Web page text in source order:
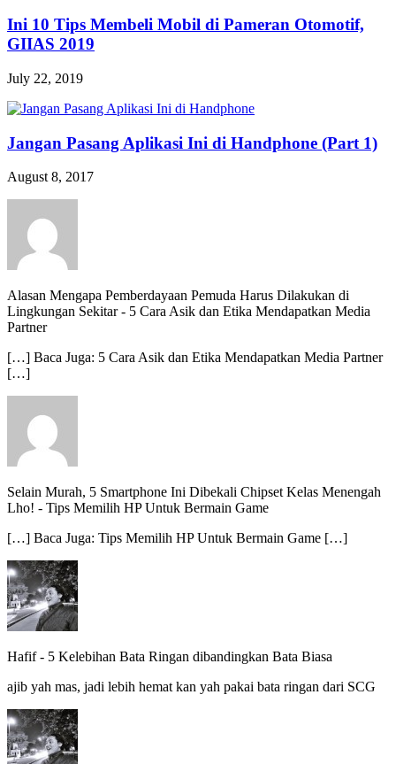
Ini 10 Tips Membeli Mobil di Pameran Otomotif,
GIIAS 2019
July 22, 2019
Jangan Pasang Aplikasi Ini di Handphone (Part 1)
August 8, 2017
Alasan Mengapa Pemberdayaan Pemuda Harus Dilakukan di
Lingkungan Sekitar- 5 Cara Asik dan Etika Mendapatkan Media
Partner
[…] Baca Juga: 5 Cara Asik dan Etika Mendapatkan Media Partner
[…]
Selain Murah, 5 Smartphone Ini Dibekali Chipset Kelas Menengah
Lho! - Tips Memilih HP Untuk Bermain Game
[…] Baca Juga: Tips Memilih HP Untuk Bermain Game […]
Hafif- 5 Kelebihan Bata Ringan dibandingkan Bata Biasa
ajib yah mas, jadi lebih hemat kan yah pakai bata ringan dari SCG